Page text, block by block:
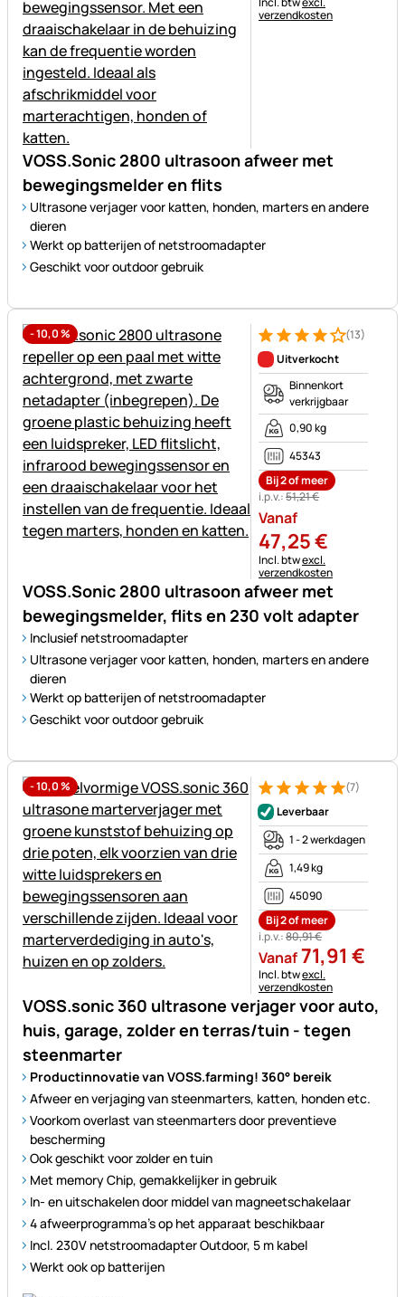
VOSS.Sonic 2800 ultrasoon afweer met
bewegingsmelder en flits
Ultrasone verjager voor katten, honden, marters en andere
dieren
Werkt op batterijen of netstroomadapter
Geschikt voor outdoor gebruik
verzendkosten
-10,0%
VOSS.Sonic 2800 ultrasoon afweer met
bewegingsmelder, flits en 230 volt adapter
Inclusief netstroomadapter
Ultrasone verjager voor katten, honden, marters en andere
dieren
Werkt op batterijen of netstroomadapter
Geschikt voor outdoor gebruik
Beoordeling: 4 van 5 (13
13 Bewertungen (13)
Uitverkocht
Binnenkort
verkrijgbaar
0,90 kg
45343
Bij 2 of meer
i.p.v.:51,21€
Vanaf
47,25€
Belastinginformatie:
Incl. btwexcl.
verzendkosten
-10,0%
VOSS.sonic 360 ultrasone verjager voor auto,
huis, garage, zolder en terras/tuin - tegen
steenmarter
Productinnovatie van VOSS.farming! 360° bereik
Afweer en verjaging van steenmarters, katten, honden etc.
Voorkom overlast van steenmarters door preventieve
bescherming
Ook geschikt voor zolder en tuin
Met memory Chip, gemakkelijker in gebruik
In- en uitschakelen door middel van magneetschakelaar
4 afweerprogramma's op het apparaat beschikbaar
Incl. 230V netstroomadapter Outdoor, 5 m kabel
Werkt ook op batterijen
Beoordeling: 5 van 5 (7
7 Bewertungen
(7)
Leverbaar
1 - 2 werkdagen
1,49 kg
45090
Bij 2 of meer
i.p.v.:80,91€
Vanaf71,91 €
Belastinginformatie:
Incl. btwexcl.
verzendkosten